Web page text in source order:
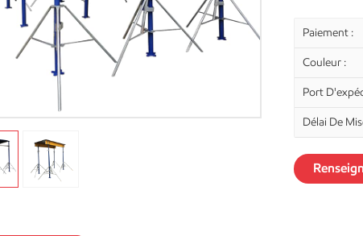
Paiement :
Couleur :
Port
Délai De